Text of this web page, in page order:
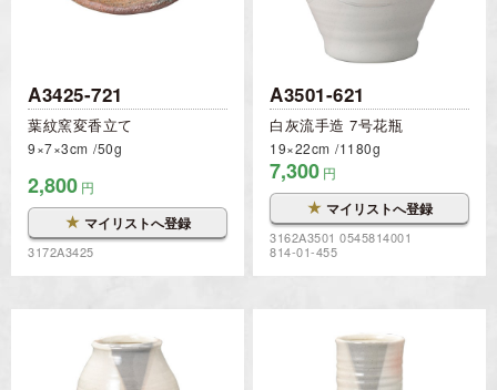
A3425-721
葉紋窯変香立て
9×7×3cm 50g
2,800 円
★ マイリストへ登録
3172A3425
A3501-621
白灰流手造 7号花瓶
19×22cm 1180g
7,300 円
★ マイリストへ登録
3162A3501 0545814001
814-01-455